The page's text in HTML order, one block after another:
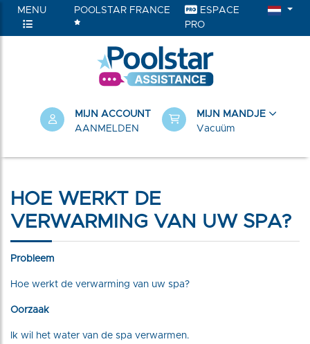
MENU POOLSTAR FRANCE
ESPACE
PRO
MIJN ACCOUNT
AANMELDEN
MIJN MANDJE
Vacuüm
HOE WERKT DE
VERWARMING VAN UW SPA?
Probleem
Hoe werkt de verwarming van uw spa?
Oorzaak
Ik wil het water van de spa verwarmen.